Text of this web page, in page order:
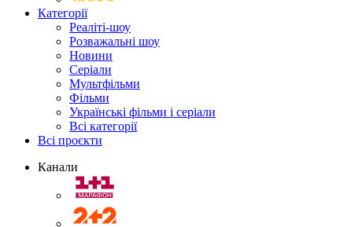
Категорії
Реаліті-шоу
Розважальні шоу
Новини
Серіали
Мультфільми
Фільми
Українські фільми і серіали
Всі категорії
Всі проєкти
Канали